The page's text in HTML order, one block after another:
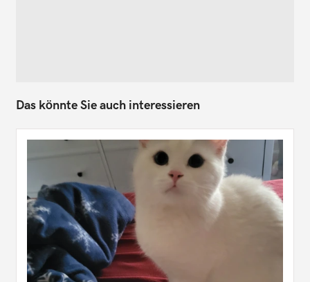
Das könnte Sie auch interessieren